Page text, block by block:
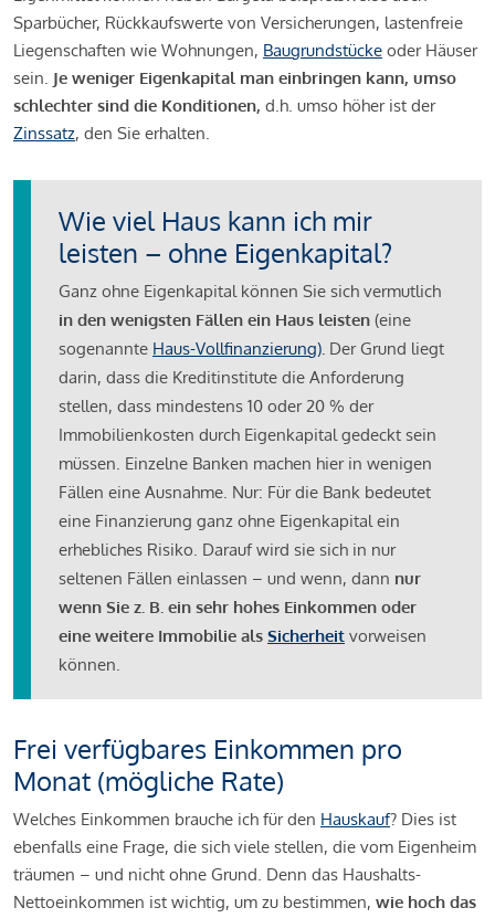
Sparbücher, Rückkaufswerte von Versicherungen, lastenfreie
Liegenschaften wie Wohnungen, Baugrundstücke oder Häuser
sein. Je weniger Eigenkapital man einbringen kann, umso
schlechter sind die Konditionen, d.h. umso höher ist der
Zinssatz, den Sie erhalten.
Wie viel Haus kann ich mir
leisten – ohne Eigenkapital?
Ganz ohne Eigenkapital können Sie sich vermutlich
in den wenigsten Fällen ein Haus leisten (eine
sogenannte Haus-Vollfinanzierung). Der Grund liegt
darin, dass die Kreditinstitute die Anforderung
stellen, dass mindestens 10 oder 20 % der
Immobilienkosten durch Eigenkapital gedeckt sein
müssen. Einzelne Banken machen hier in wenigen
Fällen eine Ausnahme. Nur: Für die Bank bedeutet
eine Finanzierung ganz ohne Eigenkapital ein
erhebliches Risiko. Darauf wird sie sich in nur
seltenen Fällen einlassen – und wenn, dann nur
wenn Sie z. B. ein sehr hohes Einkommen oder
eine weitere Immobilie als Sicherheit vorweisen
können.
Frei verfügbares Einkommen pro
Monat (mögliche Rate)
Welches Einkommen brauche ich für den Hauskauf? Dies ist
ebenfalls eine Frage, die sich viele stellen, die vom Eigenheim
träumen – und nicht ohne Grund. Denn das Haushalts-
Nettoeinkommen ist wichtig, um zu bestimmen, wie hoch das